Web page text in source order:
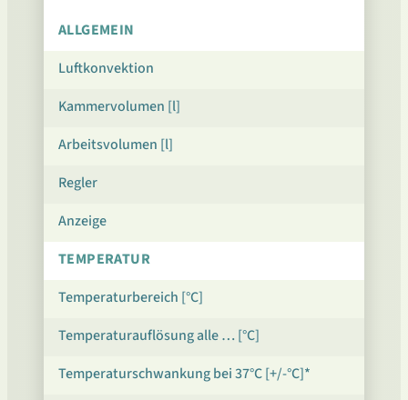
ALLGEMEIN
Luftkonvektion
Kammervolumen [l]
Arbeitsvolumen [l]
Regler
Anzeige
TEMPERATUR
Temperaturbereich [°C]
Temperaturauflösung alle … [°C]
Temperaturschwankung bei 37°C [+/-°C]*